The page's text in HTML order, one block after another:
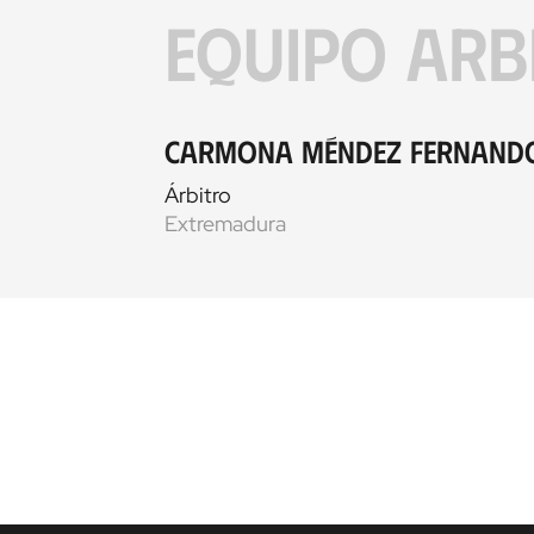
EQUIPO
Carmona Méndez
Árbitro
Extremadura